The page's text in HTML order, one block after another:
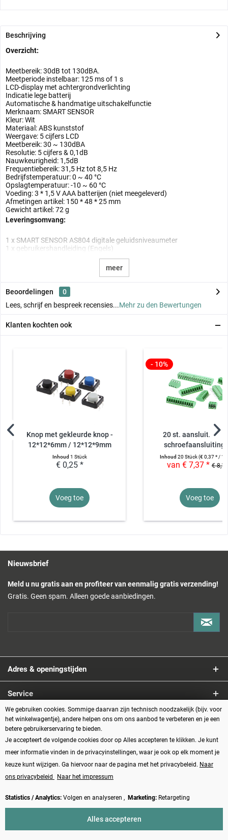
Beschrijving
Overzicht:
Meetbereik: 30dB tot 130dBA.
Meetperiode instelbaar: 125 ms of 1 s
LCD-display met achtergrondverlichting
Indicatie lege batterij
Automatische & handmatige uitschakelfunctie
Merknaam: SMART SENSOR
Kleur: Wit
Materiaal: ABS kunststof
Weergave: 5 cijfers LCD
Meetbereik: 30 ~ 130dBA
Resolutie: 5 cijfers & 0,1dB
Nauwkeurigheid: 1,5dB
Frequentiebereik: 31,5 Hz tot 8,5 Hz
Bedrijfstemperatuur: 0 ~ 40 °C
Opslagtemperatuur: -10 ~ 60 °C
Voeding: 3 * 1,5 V AAA batterijen (niet meegeleverd)
Afmetingen artikel: 150 * 48 * 25 mm
Gewicht artikel: 72 g
Leveringsomvang:
1 x SMART SENSOR AS804 digitale geluidsniveaumeter
1 x gebruikershandleiding (Engels)
meer
Beoordelingen
0
Lees, schrijf en bespreek recensies...Mehr zu den Bewertungen
Klanten kochten ook
Knop met gekleurde knop -
12*12*6mm / 12*12*9mm
Inhoud 1 Stück
€ 0,25 *
Voeg toe
- 10%
20 st. aansluitblok
schroefaansluiting
Inhoud 20 Stück(€ 0,37 * / 1
van € 7,37 * €
Voeg toe
Nieuwsbrief
Meld u nu gratis aan en profiteer van eenmalig gratis verzending!
Gratis. Geen spam. Alleen goede aanbiedingen.
Adres & openingstijden
Service
Informatie
Betaalmethoden
Vertrag widerrufen
We gebruiken cookies. Sommige daarvan zijn technisch noodzakelijk (bijv. voor
het winkelwagentje), andere helpen ons om ons aanbod te verbeteren en je een
betere gebruikerservaring te bieden.
Je accepteert de volgende cookies door op Alles accepteren te klikken. Je kunt
meer informatie vinden in de privacyinstellingen, waar je ook op elk moment je
keuze kunt wijzigen. Ga hiervoor naar de pagina met het privacybeleid. Naar
ons privacybeleid
Naar het impressum
Statistics / Analytics: Volgen en analyseren , Marketing: Retargeting
Alles accepteren